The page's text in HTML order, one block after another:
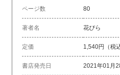
ページ数 80
著者名 花びら
定価 1,540円（税
書店発売日 2021年01月